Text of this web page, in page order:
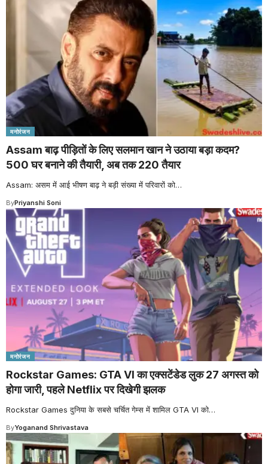
मनोरंजन
Assam बाढ़ पीड़ितों के लिए सलमान खान ने उठाया बड़ा कदम?
500 घर बनाने की तैयारी, अब तक 220 तैयार
Assam: असम में आई भीषण बाढ़ ने बड़ी संख्या में परिवारों को…
ByPriyanshi Soni
मनोरंजन
Rockstar Games: GTA VI का एक्सटेंडेड लुक 27 अगस्त को
होगा जारी, पहले Netflix पर दिखेगी झलक
Rockstar Games दुनिया के सबसे चर्चित गेम्स में शामिल GTA VI को…
ByYoganand Shrivastava